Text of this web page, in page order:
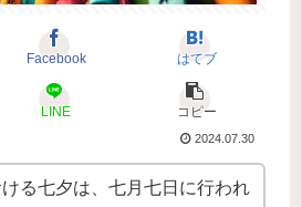
Facebook はてブ
LINE コピー
2024.07.30
る七夕は、七月七日に行われ